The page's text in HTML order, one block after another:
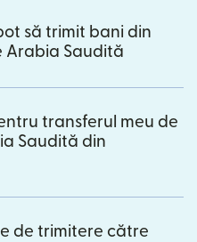
să trimit bani din
Arabia Saudită
transferul meu de
Saudită din
de trimitere către